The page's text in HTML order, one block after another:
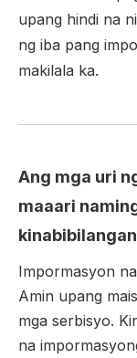
upang hindi na
ng iba pang
makilala ka.
Ang mga uri
maaari
Impormasyon
Amin upang
mga serbisyo.
na